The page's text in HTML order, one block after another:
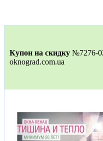
Купон на скидку №7276-
oknograd.com.ua